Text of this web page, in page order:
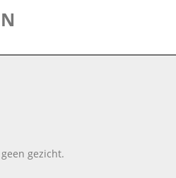
gezicht.